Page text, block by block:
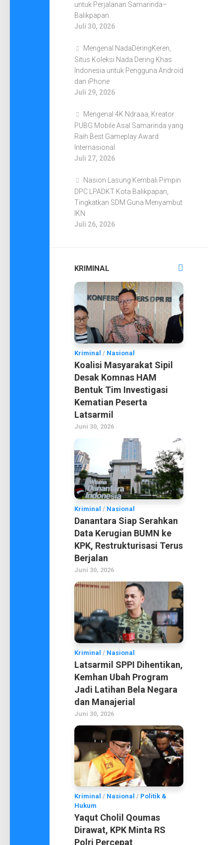
untuk Perjalanan Samarinda–
Balikpapan
Juli 30, 2026
Mengenal NadaDeringKeren,
Situs Koleksi Nada Dering Khas
Indonesia untuk Pengguna Android
dan iPhone
Juli 29, 2026
Mengenal 4K Ndraaa, Kreator
PUBG Mobile Asal Samarinda yang
Raih Best Gameplay Award
Internasional
Juli 27, 2026
Nasion Lasung Kembali Pimpin
DPC LPADKT Kota Balikpapan,
Tingkatkan SDM Guna Menyambut
IKN
Juli 26, 2026
KRIMINAL
Kriminal / Nasional
Koalisi Masyarakat Sipil
Desak Komnas HAM
Bentuk Tim Investigasi
Kematian Peserta
Latsarmil
Juni 30, 2026
Kriminal / Nasional
Danantara Siap Serahkan
Data Kerugian BUMN ke
KPK, Restrukturisasi Terus
Berjalan
Juni 30, 2026
Kriminal / Nasional
Latsarmil SPPI Dihentikan,
Kemhan Ubah Program
Jadi Latihan Bela Negara
dan Manajerial
Juni 30, 2026
Kriminal / Nasional / Politik &
Hukum
Yaqut Cholil Qoumas
Dirawat, KPK Minta RS
Polri Percepat